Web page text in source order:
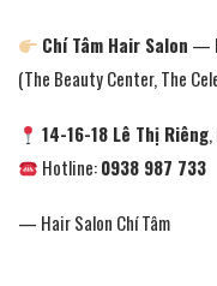
Chí Tâm Hair Salon —
(The Beauty Center, The
14-16-18 Lê Thị Riêng,
Hotline:0938 987 733
— Hair Salon Chí Tâm